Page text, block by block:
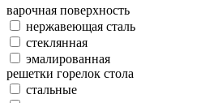
варочная поверхность
нержавеющая сталь
стеклянная
эмалированная
решетки горелок стола
стальные